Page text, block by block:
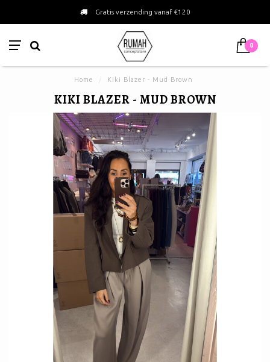
Gratis verzending vanaf €120
0
Home Kiki Blazer - Mud Brown
KIKI BLAZER - MUD BROWN